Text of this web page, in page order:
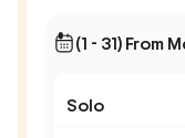
(1 - 31) From
Solo